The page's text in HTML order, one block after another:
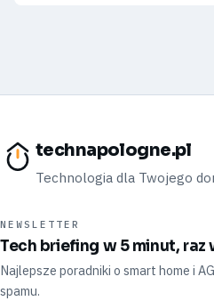
technapologne.pl
Technologia dla Twojego
NEWSLETTER
Tech briefing w 5 minut, raz
Najlepsze poradniki o smart home i
spamu.